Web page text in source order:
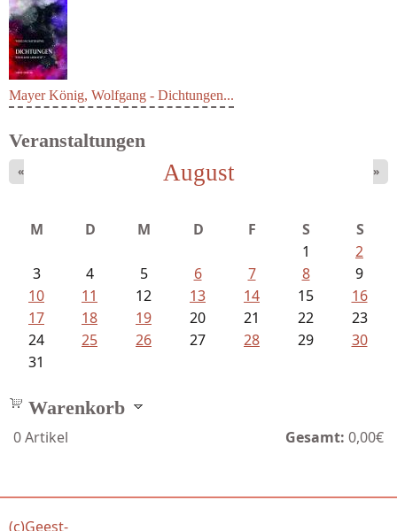
Mayer König, Wolfgang - Dichtungen...
Veranstaltungen
August
« »
M D M D F S
S
1
2
3
4 5 6 7 8
9
10
11 12 13 14 15
16
17
18 19 20 21 22
23
24
25 26 27 28 29
30
31
Warenkorb
0Artikel Gesamt: 0,00€
(c)Geest-